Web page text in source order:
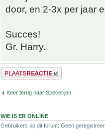
door, en 2-3x per jaar
Succes!
Gr. Harry.
Plaats een reactie
Keer terug naar Specerijen
WIE IS ER ONLINE
Gebruikers op dit forum: Geen